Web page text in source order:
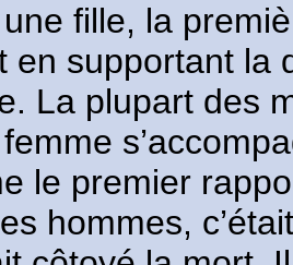
fille, la
en supportant la
La plupart des
femme
le premier
hommes,